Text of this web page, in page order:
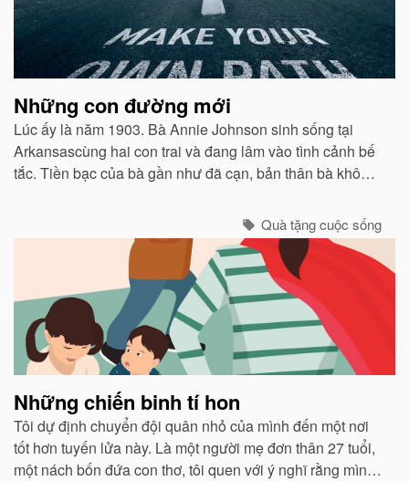
Những con đường mới
Lúc ấy là năm 1903. Bà Annie Johnson sinh sống tại
Arkansascùng hai con trai và đang lâm vào tình cảnh bế
tắc. Tiền bạc của bà gần như đã cạn, bản thân bà không
Quà tặng cuộc sống
Những chiến binh tí hon
Tôi dự định chuyển đội quân nhỏ của mình đến một nơi
tốt hơn tuyến lửa này. Là một người mẹ đơn thân 27 tuổi,
một nách bốn đứa con thơ, tôi quen với ý nghĩ rằng mình